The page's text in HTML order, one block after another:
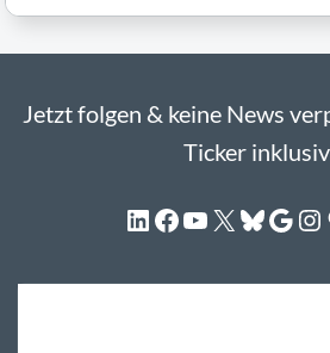
Jetzt folgen & keine News
Ticker